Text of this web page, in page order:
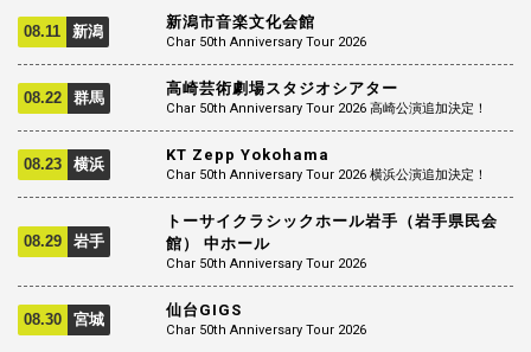
08.11 新潟 新潟市音楽文化会館
Char 50th Anniversary Tour 2026
08.22 群馬 高崎芸術劇場スタジオシアター
Char 50th Anniversary Tour 2026 高崎公演追加決定！
08.23 横浜 KT Zepp Yokohama
Char 50th Anniversary Tour 2026 横浜公演追加決定！
08.29 岩手
トーサイクラシックホール岩手（岩手県民会
館） 中ホール
Char 50th Anniversary Tour 2026
08.30 宮城 仙台GIGS
Char 50th Anniversary Tour 2026